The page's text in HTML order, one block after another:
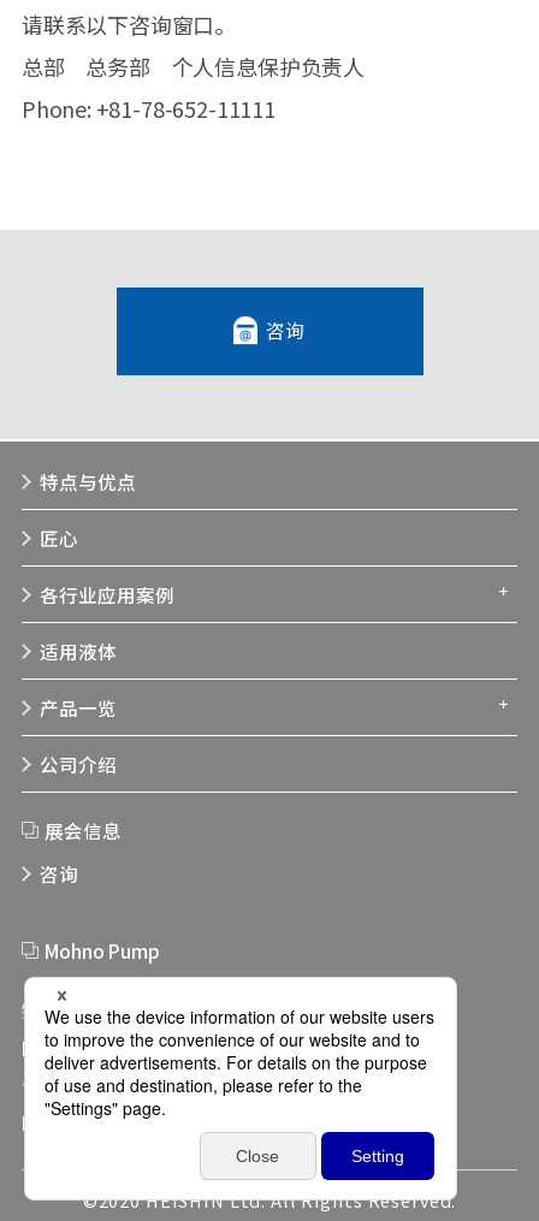
请联系以下咨询窗口。
总部 总务部 个人信息保护负责人
Phone: +81-78-652-11111
咨询
特点与优点
匠心
各行业应用案例
适用液体
产品一览
公司介绍
展会信息
咨询
Mohno Pump
链接集
网站服务条款
个人信息保护方针
隐私设置
©2020 HEISHIN Ltd. All Rights Reserved.